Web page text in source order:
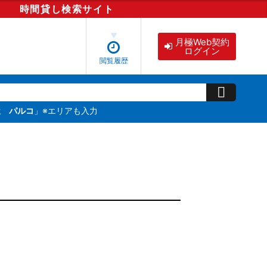
時間貸し検索サイト
閲覧履歴
月極Web契約
ログイン
パルコ 」※エリアも入力